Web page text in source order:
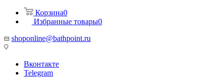
Корзина0
Избранные товары0
shoponline@bathpoint.ru
Вконтакте
Telegram